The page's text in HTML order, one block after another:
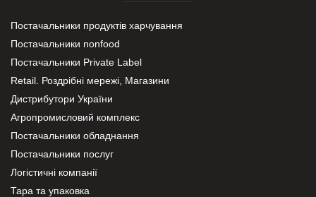
Постачальники продуктів харчування
Постачальники nonfood
Постачальники Private Label
Retail. Роздрібні мережі, Магазини
Дистрибутори України
Агропромисловий комплекс
Постачальники обладнання
Постачальники послуг
Логістичні компанії
Тара та упаковка